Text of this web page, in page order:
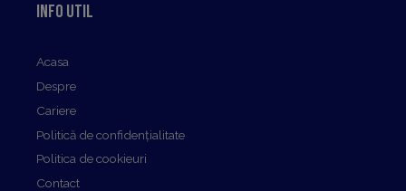
Info util
Acasa
Despre
Cariere
Politică de confidențialitate
Politica de cookieuri
Contact